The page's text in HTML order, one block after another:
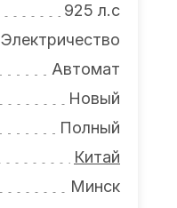
925 л.с
Электричество
Автомат
Новый
Полный
Китай
Минск